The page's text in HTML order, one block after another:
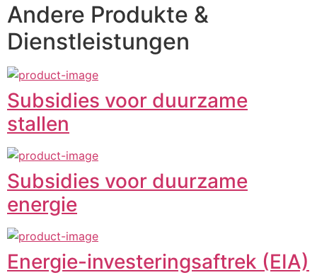
Andere Produkte &
Dienstleistungen
Subsidies voor duurzame
stallen
Subsidies voor duurzame
energie
Energie-investeringsaftrek (EIA)